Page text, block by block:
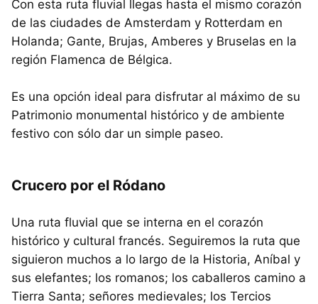
Con esta ruta fluvial llegas hasta el mismo corazón
de las ciudades de Amsterdam y Rotterdam en
Holanda; Gante, Brujas, Amberes y Bruselas en la
región Flamenca de Bélgica.
Es una opción ideal para disfrutar al máximo de su
Patrimonio monumental histórico y de ambiente
festivo con sólo dar un simple paseo.
Crucero por el Ródano
Una ruta fluvial que se interna en el corazón
histórico y cultural francés. Seguiremos la ruta que
siguieron muchos a lo largo de la Historia, Aníbal y
sus elefantes; los romanos; los caballeros camino a
Tierra Santa; señores medievales; los Tercios